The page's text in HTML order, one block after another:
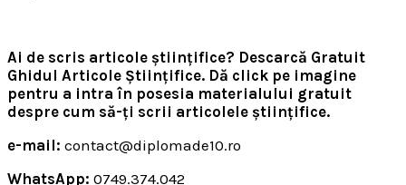
Ai de scris articole științifice? Descarcă Gratuit
Ghidul Articole Științifice. Dă click pe imagine
pentru a intra în posesia materialului gratuit
despre cum să-ți scrii articolele științifice.
e-mail: contact@diplomade10.ro
WhatsApp: 0749.374.042